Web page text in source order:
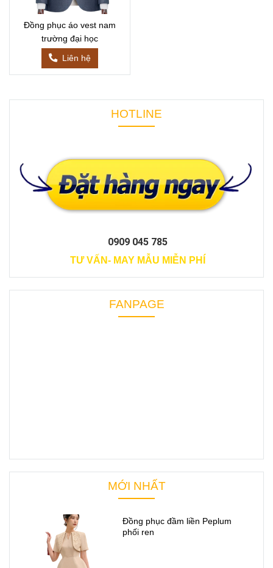
Đồng phục áo vest nam
trường đại học
Liên hệ
HOTLINE
0909 045 785
TƯ VẤN- MAY MẪU MIỄN PHÍ
FANPAGE
MỚI NHẤT
Đồng phục đầm liền Peplum
phối ren